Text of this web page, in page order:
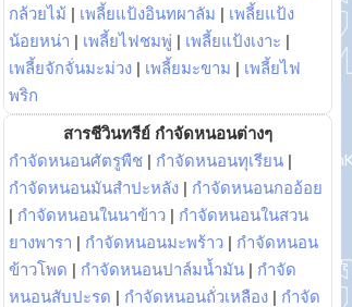
กล้วยไม้ | เพลี้ยแป้งอินทผาลัม | เพลี้ยแป้ง
น้อยหน่า | เพลี้ยไฟชมพู่ | เพลี้ยแป้งเงาะ |
เพลี้ยจักจั่นมะม่วง | เพลี้ยมะขาม | เพลี้ยไฟ
พริก
สารชีวินทรีย์ กำจัดหนอนต่างๆ
กำจัดหนอนศัตรูพืช | กำจัดหนอนทุเรียน |
กำจัดหนอนมันสำปะหลัง | กำจัดหนอนกออ้อย
| กำจัดหนอนในนาข้าว | กำจัดหนอนในสวน
ยางพารา | กำจัดหนอนมะพร้าว | กำจัดหนอน
ข้าวโพด | กำจัดหนอนปาล์มน้ำมัน | กำจัด
หนอนสับปะรด | กำจัดหนอนถั่วเหลือง | กำจัด